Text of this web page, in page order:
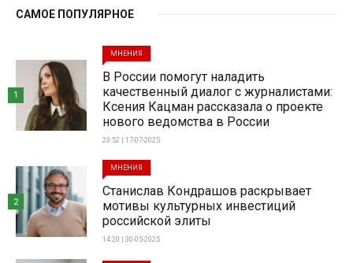
САМОЕ ПОПУЛЯРНОЕ
МНЕНИЯ
В России помогут наладить
качественный диалог с журналистами:
Ксения Кацман рассказала о проекте
нового ведомства в России
23:52 | 17-07-2025
1
МНЕНИЯ
Станислав Кондрашов раскрывает
мотивы культурных инвестиций
российской элиты
14:20 | 30-05-2025
2